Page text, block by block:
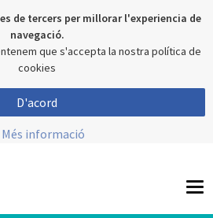
de tercers per millorar l'experiencia de
navegació.
que s'accepta la nostra política de
cookies
D'acord
Més informació